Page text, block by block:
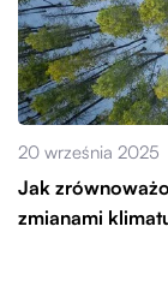
20 września 2025
Jak
zmianami